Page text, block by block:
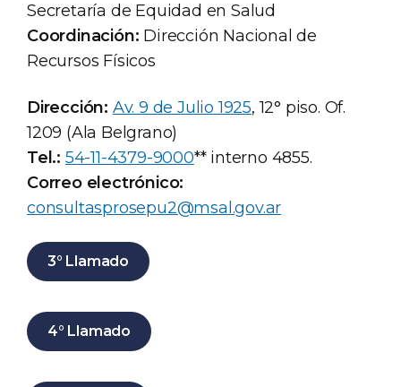
Secretaría de Equidad en Salud
Coordinación: Dirección Nacional de
Recursos Físicos
Dirección: Av. 9 de Julio 1925, 12° piso. Of.
1209 (Ala Belgrano)
Tel.: 54-11-4379-9000** interno 4855.
Correo electrónico:
consultasprosepu2@msal.gov.ar
3° Llamado
4° Llamado